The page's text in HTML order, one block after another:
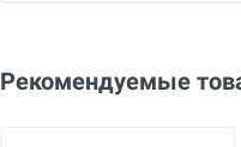
Бренд
Рекомендуемые